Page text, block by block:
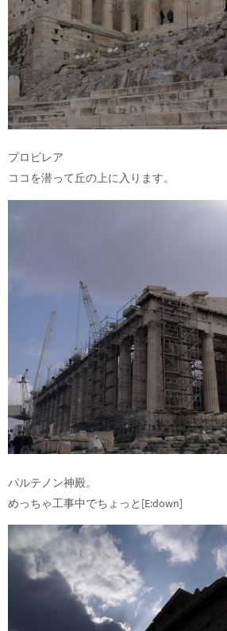
プロビレア
ココを潜って丘の上に入ります。
パルテノン神殿。
めっちゃ工事中でちょっと[E:down]